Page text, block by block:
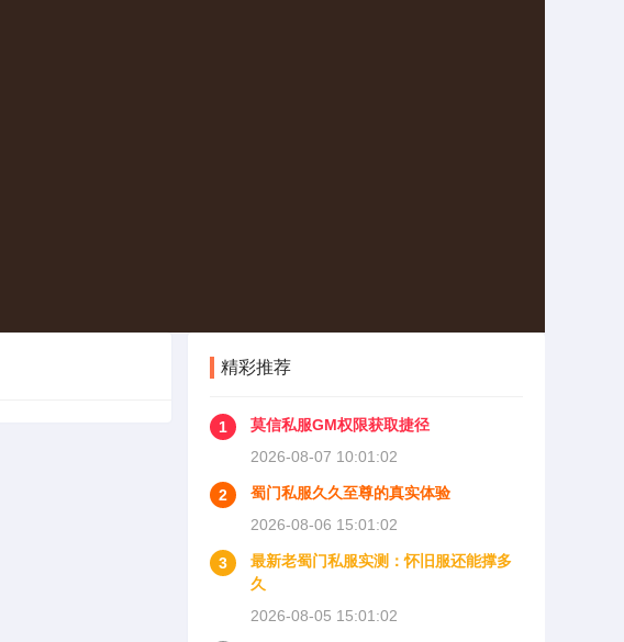
精彩推荐
1
莫信私服GM权限获取捷径
2026-08-07 10:01:02
2
蜀门私服久久至尊的真实体验
2026-08-06 15:01:02
3
最新老蜀门私服实测：怀旧服还能撑多
久
2026-08-05 15:01:02